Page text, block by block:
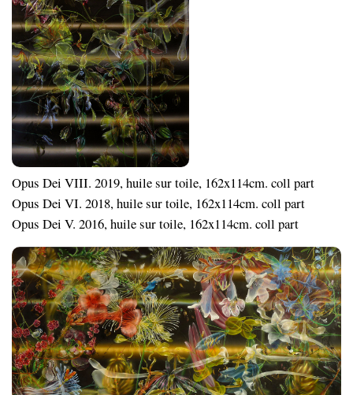
Opus Dei VIII. 2019, huile sur toile, 162x114cm. coll part
Opus Dei VI. 2018, huile sur toile, 162x114cm. coll part
Opus Dei V. 2016, huile sur toile, 162x114cm. coll part